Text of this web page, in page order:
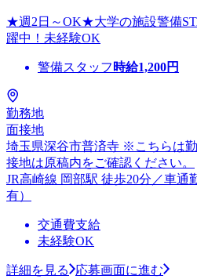
★週2日～OK★大学の施設警備
躍中！未経験OK
警備スタッフ 時給1,200円
勤務地
面接地
埼玉県深谷市普済寺 ※こちらは
接地は原稿内をご確認ください。
JR高崎線 岡部駅 徒歩20分／車通
有）
交通費支給
未経験OK
詳細を見る 応募画面に進む